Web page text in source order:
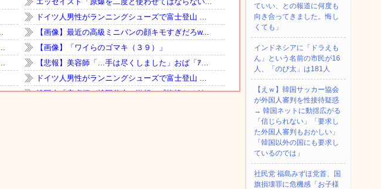
ていい、との報道に何度も
向き合ってきました。悔し
くても」
インドネシアに「ドラえも
ん」という名前の市民が16
人、「のび太」は181人
【えｗ】韓国サッカー協会
が外国人審判を性接待疑惑
→ 韓国ネットに動揺広がる
「信じられない」「要求し
た外国人審判もおかしい」
「韓国以外の国にも要求し
ているのでは」
社民党 福島みずほ党首、国
旗損壊罪に危機感「お子様